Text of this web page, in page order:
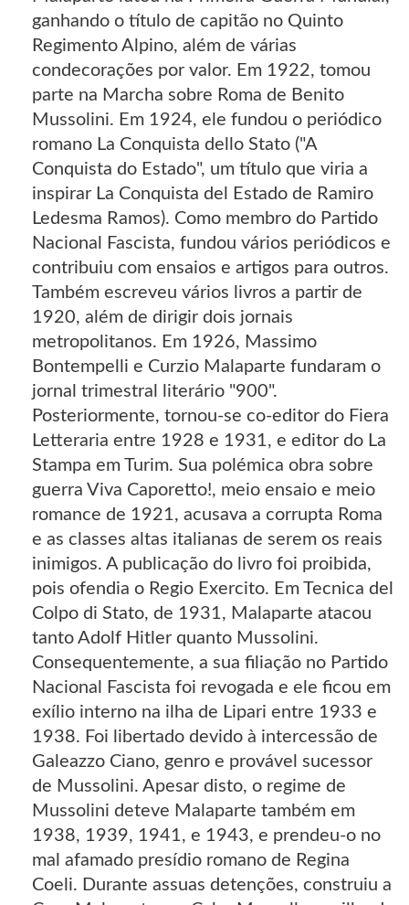
ganhando o título de capitão no Quinto
Regimento Alpino, além de várias
condecorações por valor. Em 1922, tomou
parte na Marcha sobre Roma de Benito
Mussolini. Em 1924, ele fundou o periódico
romano La Conquista dello Stato ("A
Conquista do Estado", um título que viria a
inspirar La Conquista del Estado de Ramiro
Ledesma Ramos). Como membro do Partido
Nacional Fascista, fundou vários periódicos e
contribuiu com ensaios e artigos para outros.
Também escreveu vários livros a partir de
1920, além de dirigir dois jornais
metropolitanos. Em 1926, Massimo
Bontempelli e Curzio Malaparte fundaram o
jornal trimestral literário "900".
Posteriormente, tornou-se co-editor do Fiera
Letteraria entre 1928 e 1931, e editor do La
Stampa em Turim. Sua polémica obra sobre
guerra Viva Caporetto!, meio ensaio e meio
romance de 1921, acusava a corrupta Roma
e as classes altas italianas de serem os reais
inimigos. A publicação do livro foi proibida,
pois ofendia o Regio Exercito. Em Tecnica del
Colpo di Stato, de 1931, Malaparte atacou
tanto Adolf Hitler quanto Mussolini.
Consequentemente, a sua filiação no Partido
Nacional Fascista foi revogada e ele ficou em
exílio interno na ilha de Lipari entre 1933 e
1938. Foi libertado devido à intercessão de
Galeazzo Ciano, genro e provável sucessor
de Mussolini. Apesar disto, o regime de
Mussolini deteve Malaparte também em
1938, 1939, 1941, e 1943, e prendeu-o no
mal afamado presídio romano de Regina
Coeli. Durante assuas detenções, construiu a